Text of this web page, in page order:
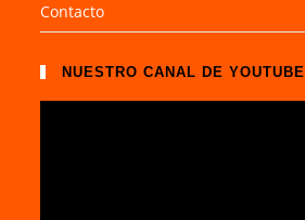
Contacto
NUESTRO CANAL DE YOUTUBE